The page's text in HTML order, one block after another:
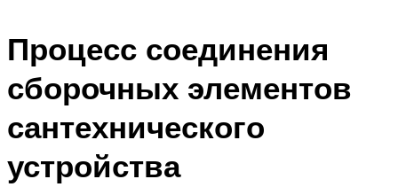
Процесс соединения
сборочных элементов
сантехнического
устройства